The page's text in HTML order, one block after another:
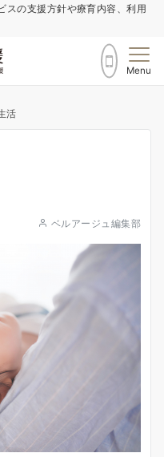
スの支援方針や療育内容、利用
Menu
活
ベルアージュ編集部